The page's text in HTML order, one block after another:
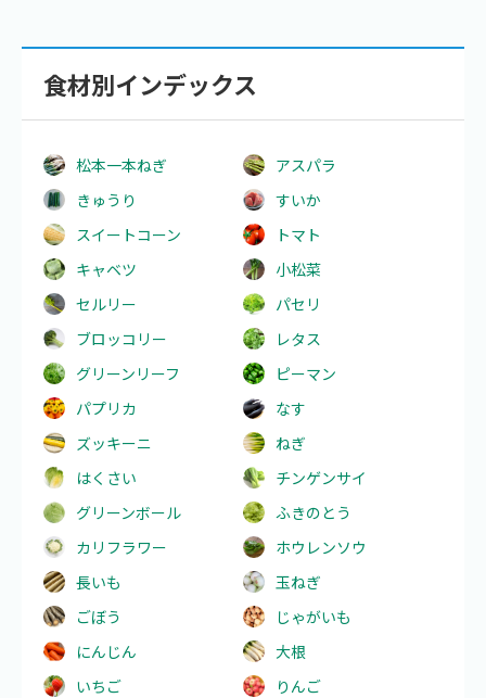
食材別インデックス
松本一本ねぎ
アスパラ
きゅうり
すいか
スイートコーン
トマト
キャベツ
小松菜
セルリー
パセリ
ブロッコリー
レタス
グリーンリーフ
ピーマン
パプリカ
なす
ズッキーニ
ねぎ
はくさい
チンゲンサイ
グリーンボール
ふきのとう
カリフラワー
ホウレンソウ
長いも
玉ねぎ
ごぼう
じゃがいも
にんじん
大根
いちご
りんご